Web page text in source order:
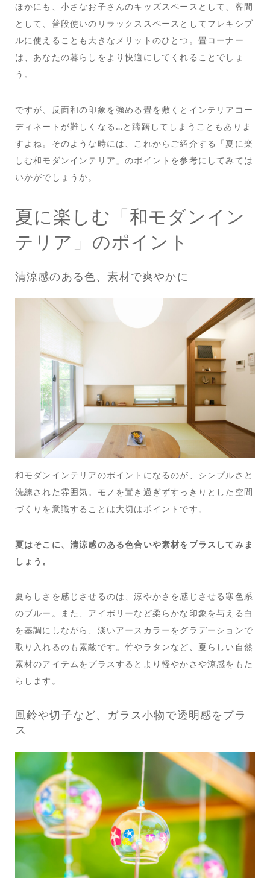
ほかにも、小さなお子さんのキッズスペースとして、客間
として、普段使いのリラックススペースとしてフレキシブ
ルに使えることも大きなメリットのひとつ。畳コーナー
は、あなたの暮らしをより快適にしてくれることでしょ
う。
ですが、反面和の印象を強める畳を敷くとインテリアコー
ディネートが難しくなる…と躊躇してしまうこともありま
すよね。そのような時には、これからご紹介する「夏に楽
しむ和モダンインテリア」のポイントを参考にしてみては
いかがでしょうか。
夏に楽しむ「和モダンイン
テリア」のポイント
清涼感のある色、素材で爽やかに
和モダンインテリアのポイントになるのが、シンプルさと
洗練された雰囲気。モノを置き過ぎずすっきりとした空間
づくりを意識することは大切はポイントです。
夏はそこに、清涼感のある色合いや素材をプラスしてみま
しょう。
夏らしさを感じさせるのは、涼やかさを感じさせる寒色系
のブルー。また、アイボリーなど柔らかな印象を与える白
を基調にしながら、淡いアースカラーをグラデーションで
取り入れるのも素敵です。竹やラタンなど、夏らしい自然
素材のアイテムをプラスするとより軽やかさや涼感をもた
らします。
風鈴や切子など、ガラス小物で透明感をプラ
ス